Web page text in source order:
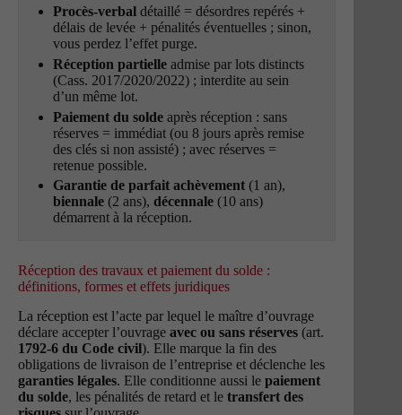
Procès-verbaldétaillé = désordres repérés +
délais de levée + pénalités éventuelles ; sinon,
vous perdez l’effet purge.
Réception partielleadmise par lots distincts
(Cass. 2017/2020/2022) ; interdite au sein
d’un même lot.
Paiement du soldeaprès réception : sans
réserves = immédiat (ou 8 jours après remise
des clés si non assisté) ; avec réserves =
retenue possible.
Garantie de parfait achèvement(1 an),
biennale(2 ans), décennale(10 ans)
démarrent à la réception.
Réception des travaux et paiement du solde :
définitions, formes et effets juridiques
La réception est l’acte par lequel le maître d’ouvrage
déclare accepter l’ouvrage avec ou sans réserves (art.
1792-6 du Code civil). Elle marque la fin des
obligations de livraison de l’entreprise et déclenche les
garanties légales. Elle conditionne aussi le paiement
du solde, les pénalités de retard et le transfert des